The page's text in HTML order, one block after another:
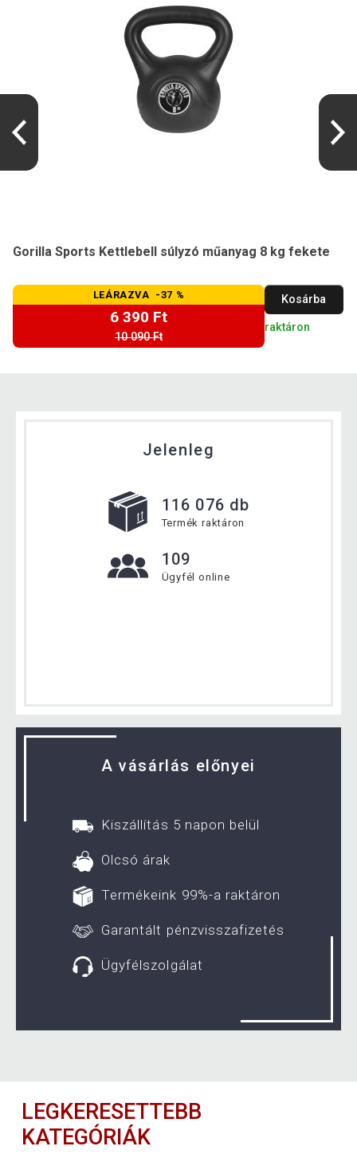
Gorilla Sports Kettlebell súlyzó műanyag 8 kg fekete
LEÁRAZVA -37 %
6 390 Ft
10 090 Ft
Kosárba
raktáron
Jelenleg
116 076 db
Termék raktáron
109
Ügyfél online
A vásárlás előnyei
Kiszállítás 5 napon belül
Olcsó árak
Termékeink 99%-a raktáron
Garantált pénzvisszafizetés
Ügyfélszolgálat
LEGKERESETTEBB
KATEGÓRIÁK